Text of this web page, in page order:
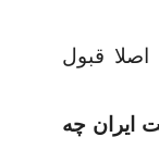
قبول
ایران چه